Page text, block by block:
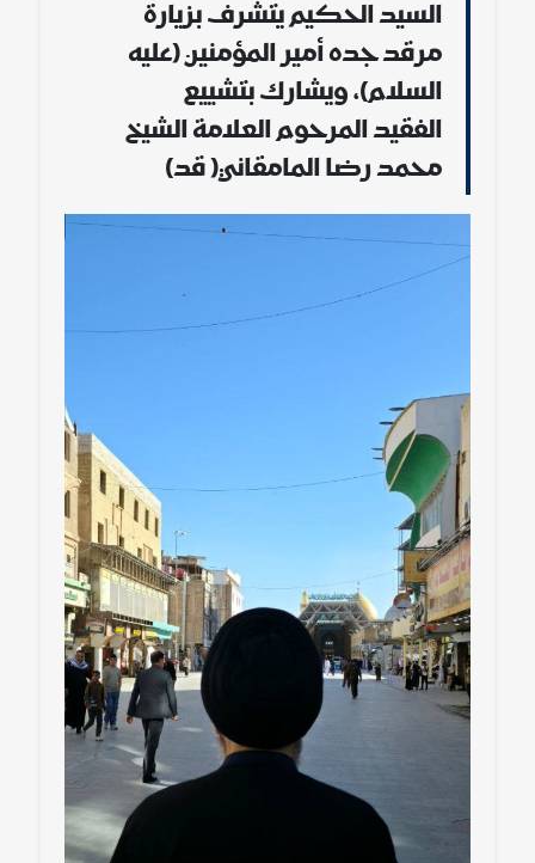
السيد الحكيم يتشرف بزيارة
مرقد جده أمير المؤمنين (عليه
السلام)، ويشارك بتشييع
الفقيد المرحوم العلامة الشيخ
محمد رضا المامقاني( قد)